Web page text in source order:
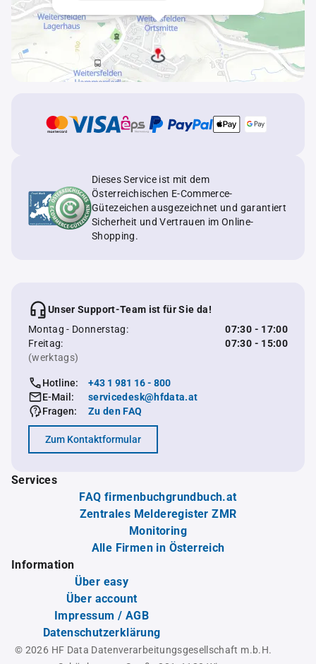
Dieses Service ist mit dem
Österreichischen E-Commerce-
Gütezeichen ausgezeichnet und garantiert
Sicherheit und Vertrauen im Online-
Shopping.
Unser Support-Team ist für Sie da!
Montag - Donnerstag:
07:30 - 17:00
Freitag:
07:30 - 15:00
(werktags)
Hotline:
+43 1 981 16 - 800
E-Mail:
servicedesk@hfdata.at
Fragen:
Zu den FAQ
Zum Kontaktformular
Services
FAQ firmenbuchgrundbuch.at
Zentrales Melderegister ZMR
Monitoring
Alle Firmen in Österreich
Information
Über easy
Über account
Impressum / AGB
Datenschutzerklärung
© 2026 HF Data Datenverarbeitungsgesellschaft m.b.H.